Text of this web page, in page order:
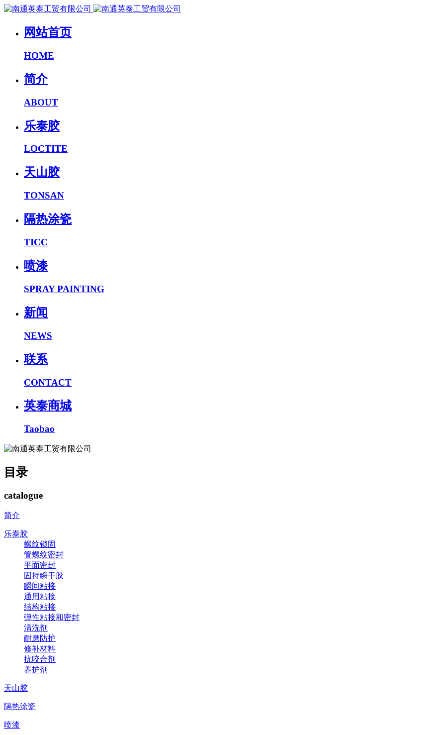
网站首页
HOME
简介
ABOUT
乐泰胶
LOCTITE
天山胶
TONSAN
隔热涂瓷
TICC
喷漆
SPRAY PAINTING
新闻
NEWS
联系
CONTACT
英泰商城
Taobao
目录
catalogue
简介
乐泰胶
螺纹锁固
管螺纹密封
平面密封
固持瞬干胶
瞬间粘接
通用粘接
结构粘接
弹性粘接和密封
清洗剂
耐磨防护
修补材料
抗咬合剂
养护剂
天山胶
隔热涂瓷
喷漆